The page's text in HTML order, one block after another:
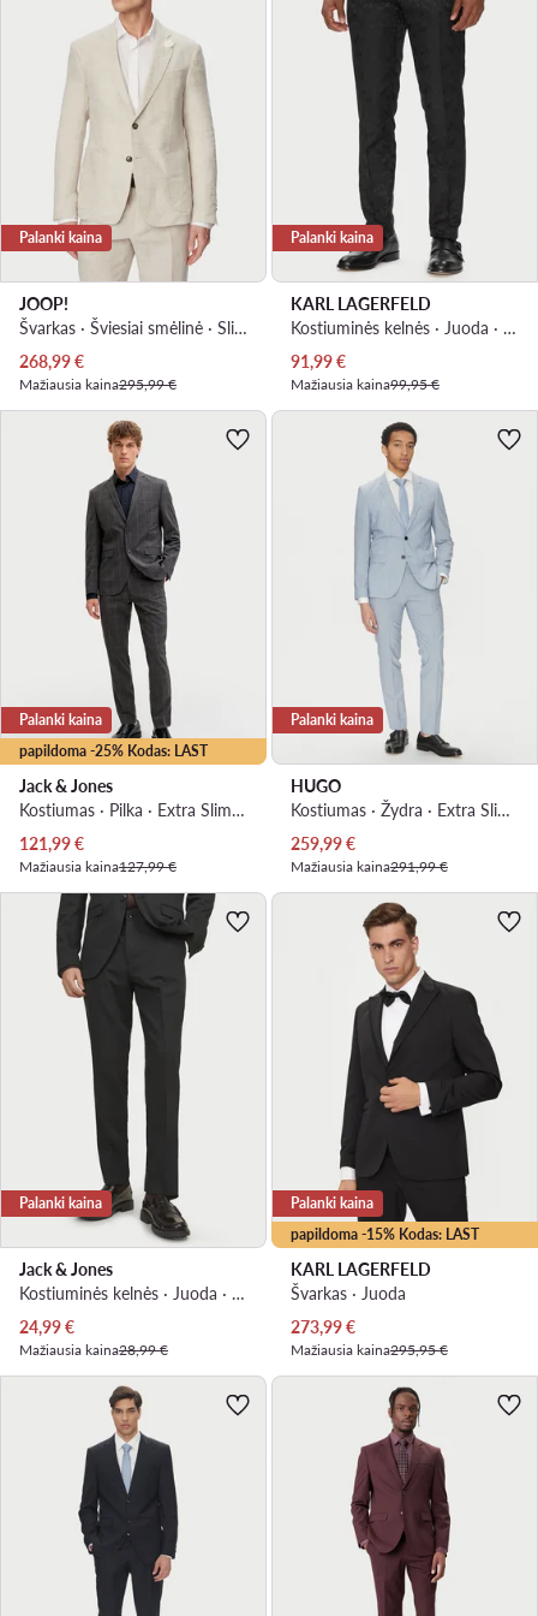
Palanki kaina
JOOP!
Švarkas · Šviesiai smėlinė · Slim Fit
Dabartinė kaina
268,99€
Mažiausia kaina295,99 €
Palanki kaina
KARL LAGERFELD
Kostiuminės kelnės · Juoda · Slim Fit
Dabartinė kaina
91,99€
Mažiausia kaina99,95 €
papildoma -25% Kodas: LAST
Palanki kaina
Jack & Jones
Kostiumas · Pilka · Extra Slim Fit
Dabartinė kaina
121,99€
Mažiausia kaina127,99 €
Palanki kaina
HUGO
Kostiumas · Žydra · Extra Slim Fit
Dabartinė kaina
259,99€
Mažiausia kaina291,99 €
Palanki kaina
Jack & Jones
Kostiuminės kelnės · Juoda · Extra Slim Fit
Dabartinė kaina
24,99€
Mažiausia kaina28,99 €
papildoma -15% Kodas: LAST
Palanki kaina
KARL LAGERFELD
Švarkas · Juoda
Dabartinė kaina
273,99€
Mažiausia kaina295,95 €